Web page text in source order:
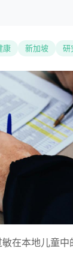
康 新加坡 研
在本地儿童中